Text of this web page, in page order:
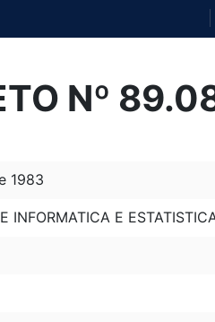
Nº
1983
INFORMATICA E